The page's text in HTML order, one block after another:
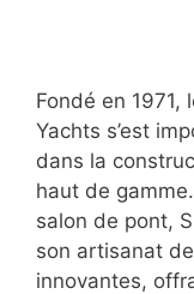
Fondé en 1971,
Yachts s’est
dans la
haut de
salon de pont,
son artisanat
innovantes,